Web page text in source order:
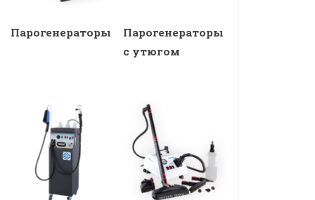
Парогенераторы
Парогенераторы
с утюгом